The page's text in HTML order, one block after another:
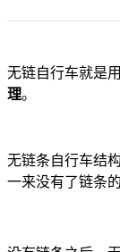
无链自行车就是
理。
无链条自行车结
一来没有了链条